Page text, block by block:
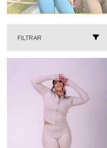
FILTRAR